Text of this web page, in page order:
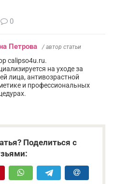
0
Петрова / автор статьи
calipso4u.ru.
на уходе за
лица, антивозрастной
и профессиональных
Поделиться с